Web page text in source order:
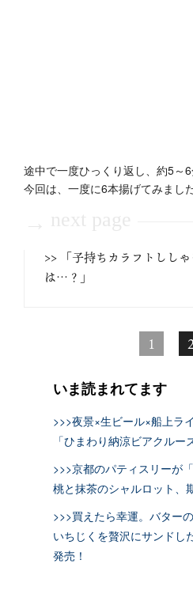
途中で一度ひっくり返し、約5～6
今回は、一度に6本揚げてみまし
>> 「子持ちカラフトしし
は…？」
1
いま読まれてます
>>>夜景×生ビール×船上ラ
「ひまわり納涼ビアクルー
>>>京都のパティスリーが
桃と抹茶のシャルロット、
>>>買えたら幸運。バター
いちじくを贅沢にサンドし
発売！